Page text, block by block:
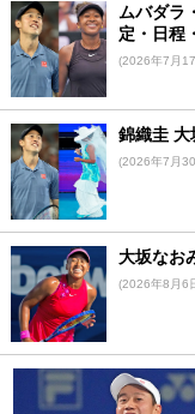
ムバダラ
定・日程
(2026年7月
錦織圭 大
(2026年7月
大坂なお
(2026年8月6